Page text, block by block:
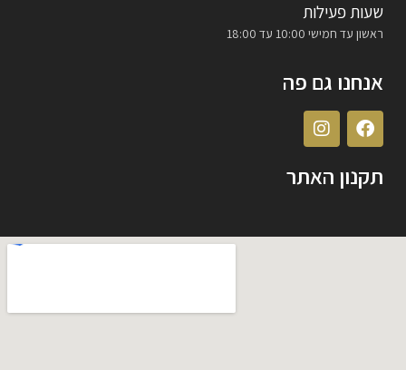
שעות פעילות
ראשון עד חמישי 10:00 עד 18:00
אנחנו גם פה
תקנון האתר